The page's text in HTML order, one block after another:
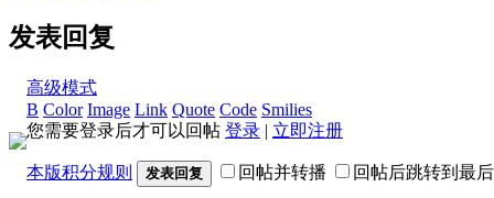
发表回复
高级模式
B Color Image Link Quote Code Smilies
您需要登录后才可以回帖 登录 | 立即注册
本版积分规则 发表回复 回帖并转播 回帖后跳转到最